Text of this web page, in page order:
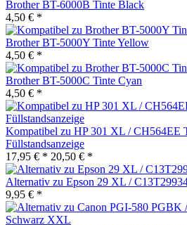
Brother BT-6000B Tinte Black
4,50 € *
Brother BT-5000Y Tinte Yellow
4,50 € *
Brother BT-5000C Tinte Cyan
4,50 € *
Kompatibel zu HP 301 XL / CH564EE
Füllstandsanzeige
17,95 € * 20,50 € *
Alternativ zu Epson 29 XL /
9,95 € *